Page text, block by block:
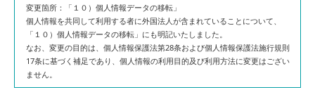
変更箇所：「１０）個人情報データの移転」
個人情報を共同して利用する者に外国法人が含まれていることについて、
「１０）個人情報データの移転」にも明記いたしました。
なお、変更の目的は、個人情報保護法第28条および個人情報保護法施行規則
17条に基づく補足であり、個人情報の利用目的及び利用方法に変更はござい
ません。